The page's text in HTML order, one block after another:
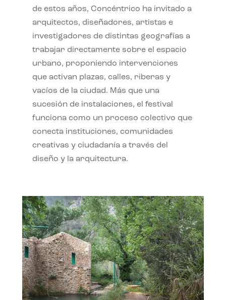
de estos años, Concéntrico ha invitado a
arquitectos, diseñadores, artistas e
investigadores de distintas geografías a
trabajar directamente sobre el espacio
urbano, proponiendo intervenciones
que activan plazas, calles, riberas y
vacíos de la ciudad. Más que una
sucesión de instalaciones, el festival
funciona como un proceso colectivo que
conecta instituciones, comunidades
creativas y ciudadanía a través del
diseño y la arquitectura.